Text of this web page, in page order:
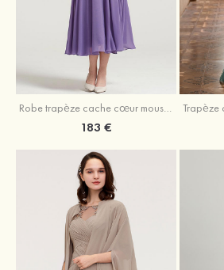
Robe trapèze cache cœur mousseline longueur mollet robe de mère de la mariée avec plissé veste
183 €